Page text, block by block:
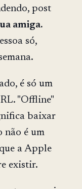
post
amiga.
só,
é só um
"Offline"
baixar
não é um
a Apple
existir.